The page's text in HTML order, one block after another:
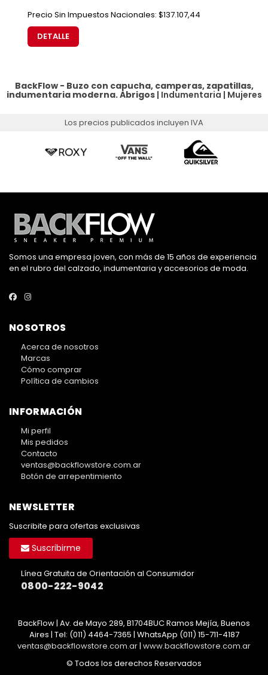
Precio Sin Impuestos Nacionales: $137.107,44
DETALLE
BackFlow - Buzo con capucha, camperas, zapatillas,
indumentaria moderna.Abrigos| Indumentaria | Mujeres
Los precios publicados incluyen IVA
Somos una empresa joven, con más de 15 años de experiencia
en el rubro del calzado, indumentaria y accesorios de moda.
NOSOTROS
Acerca de nosotros
Marcas
Cómo comprar
Política de cambios
INFORMACIÓN
Mi perfil
Mis pedidos
Contacto
ventas@backflowstore.com.ar
Botón de arrepentimiento
NEWSLETTER
Suscribite para ofertas exclusivas
Suscribirme
Línea Gratuita de Orientación al Consumidor
0800-222-9042
BackFlow | Av. de Mayo 289, B1704BUC Ramos Mejía, Buenos
Aires | Tel: (011) 4464-7365 | WhatsApp (011) 15-711-4187
ventas@backflowstore.com.ar| www.backflowstore.com.ar
© Todos los derechos Reservados